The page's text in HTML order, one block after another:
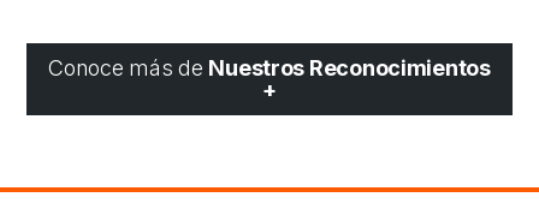
compromiso con innovación y sostenibilidad.
Conoce más de Nuestros Reconocimientos
+